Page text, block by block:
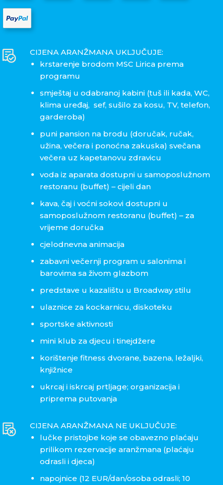
CIJENA ARANŽMANA UKLJUČUJE:
krstarenje brodom MSC Lirica prema
programu
smještaj u odabranoj kabini (tuš ili kada, WC,
klima uređaj, sef, sušilo za kosu, TV, telefon,
garderoba)
puni pansion na brodu (doručak, ručak,
užina, večera i ponoćna zakuska) svečana
večera uz kapetanovu zdravicu
voda iz aparata dostupni u samoposlužnom
restoranu (buffet) – cijeli dan
kava, čaj i voćni sokovi dostupni u
samoposlužnom restoranu (buffet) – za
vrijeme doručka
cjelodnevna animacija
zabavni večernji program u salonima i
barovima sa živom glazbom
predstave u kazalištu u Broadway stilu
ulaznice za kockarnicu, diskoteku
sportske aktivnosti
mini klub za djecu i tinejdžere
korištenje fitness dvorane, bazena, ležaljki,
knjižnice
ukrcaj i iskrcaj prtljage; organizacija i
priprema putovanja
CIJENA ARANŽMANA NE UKLJUČUJE:
lučke pristojbe koje se obavezno plaćaju
prilikom rezervacije aranžmana (plaćaju
odrasli i djeca)
napojnice (12 EUR/dan/osoba odrasli; 10